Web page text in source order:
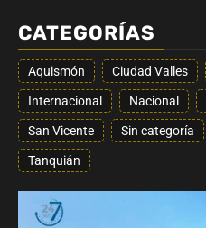
CATEGORÍAS
Aquismón Ciudad Valles
Internacional Nacional
San Vicente Sin categoría
Tanquián